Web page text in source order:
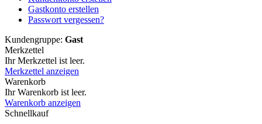
Gastkonto erstellen
Passwort vergessen?
Kundengruppe: Gast
Merkzettel
Ihr Merkzettel ist leer.
Merkzettel anzeigen
Warenkorb
Ihr Warenkorb ist leer.
Warenkorb anzeigen
Schnellkauf